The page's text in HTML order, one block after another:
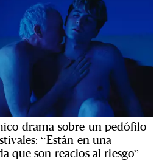
drama sobre un pedófilo
“Están en una
que son reacios al riesgo”